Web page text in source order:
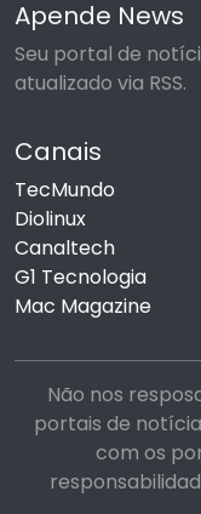
Apende News
Seu portal de
atualizado via RSS.
Canais
TecMundo
Diolinux
Canaltech
G1 Tecnologia
Mac Magazine
Não nos
portais de
com os